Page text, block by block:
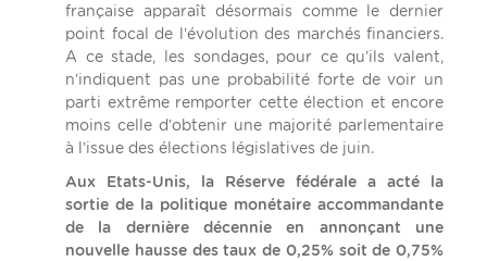
française apparaît désormais comme le dernier
point focal de l’évolution des marchés financiers.
A ce stade, les sondages, pour ce qu’ils valent,
n’indiquent pas une probabilité forte de voir un
parti extrême remporter cette élection et encore
moins celle d’obtenir une majorité parlementaire
à l’issue des élections législatives de juin.
Aux Etats-Unis, la Réserve fédérale a acté la
sortie de la politique monétaire accommandante
de la dernière décennie en annonçant une
nouvelle hausse des taux de 0,25% soit de 0,75%